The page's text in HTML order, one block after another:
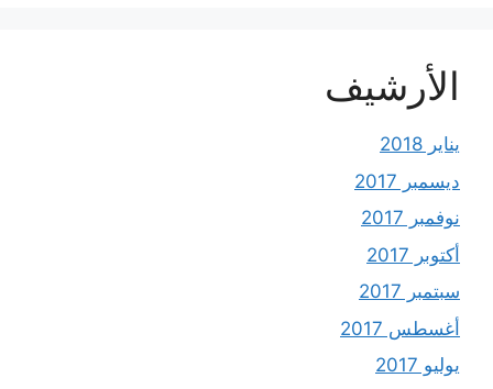
الأرشيف
يناير 2018
ديسمبر 2017
نوفمبر 2017
أكتوبر 2017
سبتمبر 2017
أغسطس 2017
يوليو 2017